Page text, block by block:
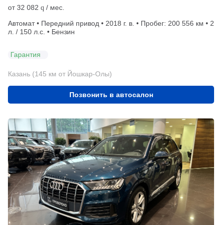
от32 082 q / мес.
Автомат • Передний привод • 2018 г. в. • Пробег: 200 556 км • 2
л. / 150 л.с. • Бензин
Гарантия
Казань (145 км от Йошкар-Олы)
Позвонить в автосалон